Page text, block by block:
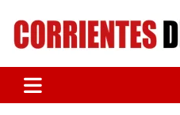
content
CORRIENTES